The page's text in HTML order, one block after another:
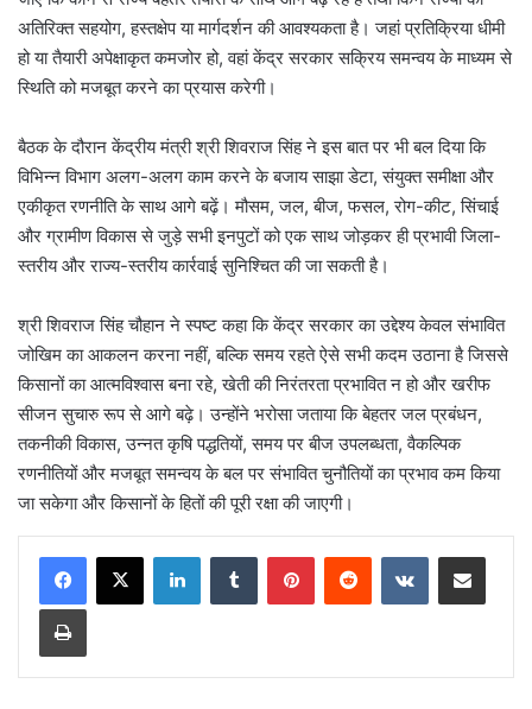
अतिरिक्त सहयोग, हस्तक्षेप या मार्गदर्शन की आवश्यकता है। जहां प्रतिक्रिया धीमी
हो या तैयारी अपेक्षाकृत कमजोर हो, वहां केंद्र सरकार सक्रिय समन्वय के माध्यम से
स्थिति को मजबूत करने का प्रयास करेगी।
बैठक के दौरान केंद्रीय मंत्री श्री शिवराज सिंह ने इस बात पर भी बल दिया कि
विभिन्न विभाग अलग-अलग काम करने के बजाय साझा डेटा, संयुक्त समीक्षा और
एकीकृत रणनीति के साथ आगे बढ़ें। मौसम, जल, बीज, फसल, रोग-कीट, सिंचाई
और ग्रामीण विकास से जुड़े सभी इनपुटों को एक साथ जोड़कर ही प्रभावी जिला-
स्तरीय और राज्य-स्तरीय कार्रवाई सुनिश्चित की जा सकती है।
श्री शिवराज सिंह चौहान ने स्पष्ट कहा कि केंद्र सरकार का उद्देश्य केवल संभावित
जोखिम का आकलन करना नहीं, बल्कि समय रहते ऐसे सभी कदम उठाना है जिससे
किसानों का आत्मविश्वास बना रहे, खेती की निरंतरता प्रभावित न हो और खरीफ
सीजन सुचारु रूप से आगे बढ़े। उन्होंने भरोसा जताया कि बेहतर जल प्रबंधन,
तकनीकी विकास, उन्नत कृषि पद्धतियों, समय पर बीज उपलब्धता, वैकल्पिक
रणनीतियों और मजबूत समन्वय के बल पर संभावित चुनौतियों का प्रभाव कम किया
जा सकेगा और किसानों के हितों की पूरी रक्षा की जाएगी।
LinkedInTumblr PinterestReddit VKontakteShare via Email
Print